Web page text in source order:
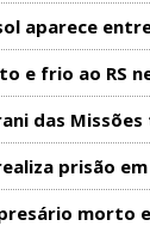
aparece
e frio ao RS
das
prisão
morto